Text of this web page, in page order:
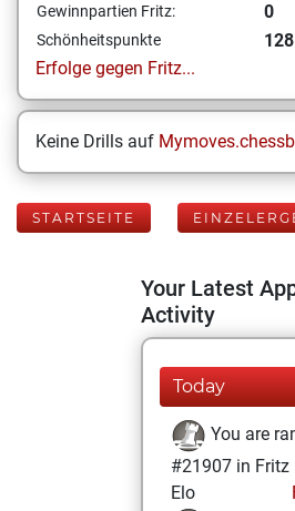
Gewinnpartien Fritz: 0
Schönheitspunkte
128
Erfolge gegen Fritz...
Keine Drills auf
STARTSEITE
Your Latest
Activity
Today
You are
#21907 in Fritz
Elo